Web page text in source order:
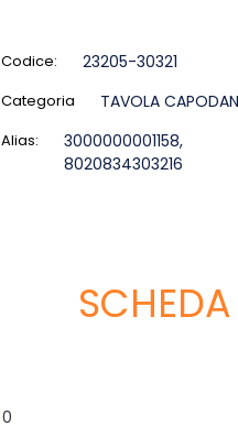
Codice: 23205-30321
Categoria TAVOLA
Alias:
3000000001158,
8020834303216
0